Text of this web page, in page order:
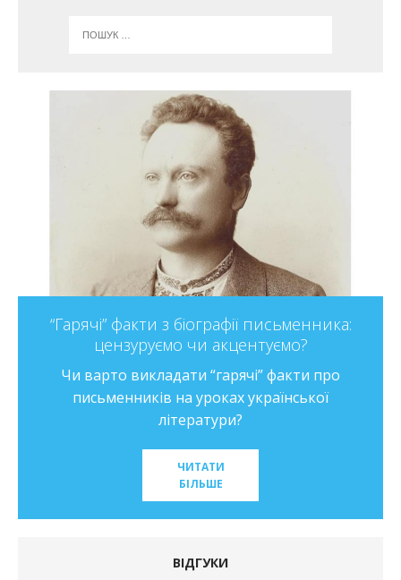
“Гарячі” факти з біографії письменника:
цензуруємо чи акцентуємо?
Чи варто викладати “гарячі” факти про
письменників на уроках української
літератури?
ЧИТАТИ
БІЛЬШЕ
ВІДГУКИ